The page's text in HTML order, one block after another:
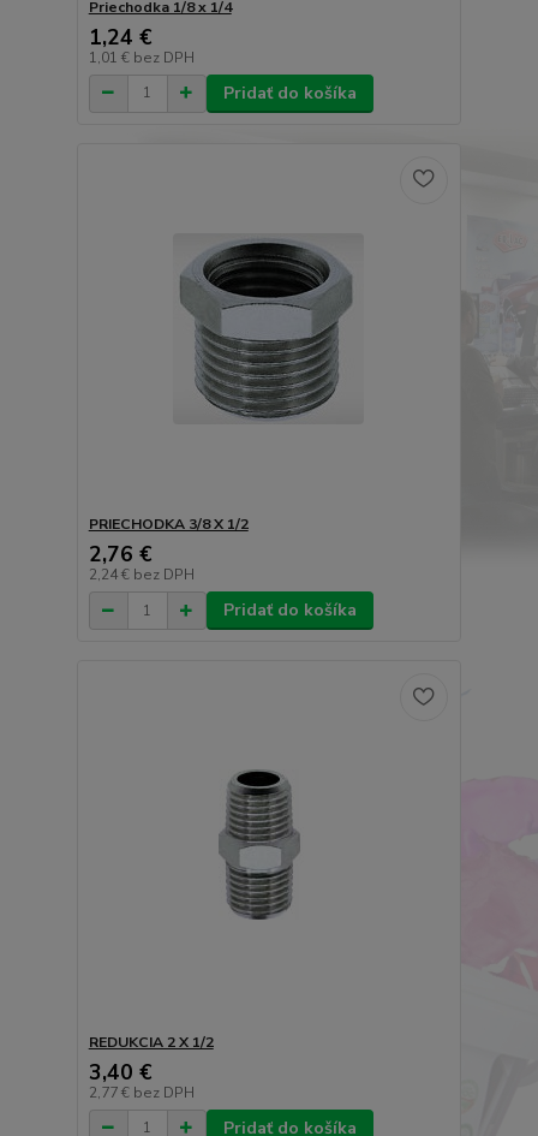
Priechodka 1/8 x 1/4
1,24 €
1,01 € bez DPH
Pridať do košíka
PRIECHODKA 3/8 X 1/2
2,76 €
2,24 € bez DPH
Pridať do košíka
REDUKCIA 2 X 1/2
3,40 €
2,77 € bez DPH
Pridať do košíka